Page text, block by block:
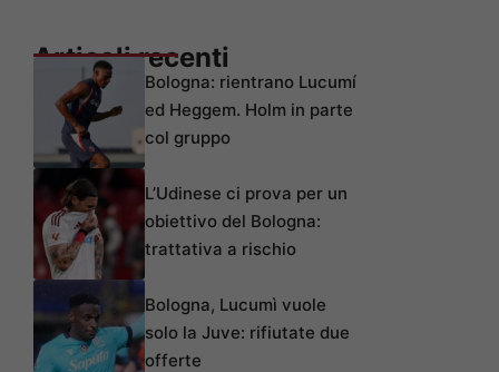
Articoli recenti
Bologna: rientrano Lucumí
ed Heggem. Holm in parte
col gruppo
L’Udinese ci prova per un
obiettivo del Bologna:
trattativa a rischio
Bologna, Lucumì vuole
solo la Juve: rifiutate due
offerte